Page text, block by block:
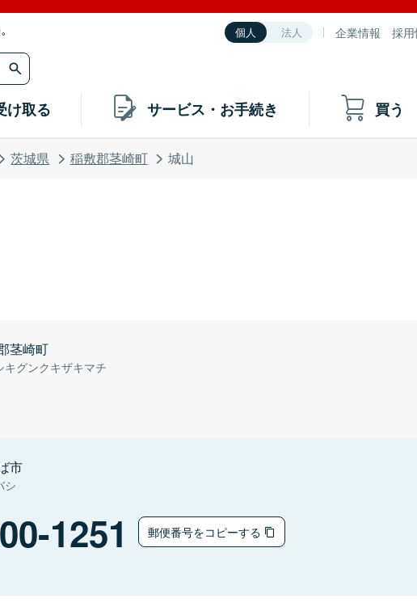
個人 法人 企業情報 採
け取る サービス・お手続き 買う
茨城県 稲敷郡茎崎町 城山
茎崎町
キグンクキザキマチ
市
シ
1251 郵便番号をコピーする